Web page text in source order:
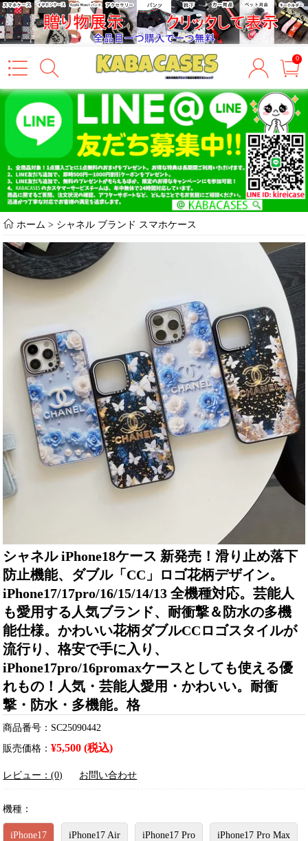
0
ホーム > シャネル ブランド スマホケース
シャネル iPhone18ケース 新発売！滑り止め落下
防止機能、ダブル「CC」ロゴ花柄デザイン。
iPhone17/17pro/16/15/14/13 全機種対応。芸能人
も愛用する人気ブランド、耐衝撃＆防水の多機
能仕様。かわいい花柄ダブルCCロゴスタイルが
流行り、格安で手に入り、
iPhone17pro/16promaxケースとしても使える優
れもの！人気・芸能人愛用・かわいい。耐衝
撃・防水・多機能。格
商品番号：SC25090442
販売価格：¥5,500 (税込)
レビュー：(0) お問い合わせ
機種：
iPhone17 iPhone17 Air iPhone17 Pro iPhone17 Pro Max